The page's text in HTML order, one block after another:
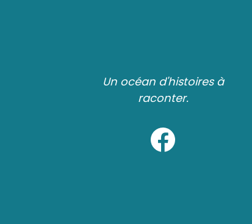
Un océan d'histoires à
raconter.